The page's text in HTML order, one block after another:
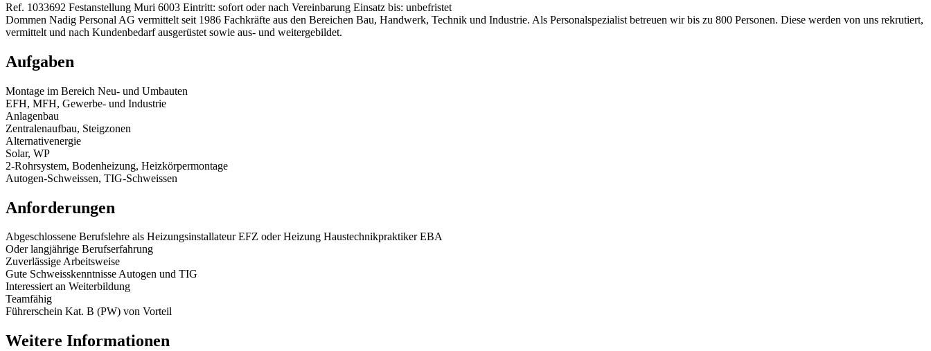
Ref. 1033692 Festanstellung Muri 6003 Eintritt: sofort oder nach Vereinbarung Einsatz bis: unbefristet
Dommen Nadig Personal AG vermittelt seit 1986 Fachkräfte aus den Bereichen Bau, Handwerk, Technik und Industrie. Als Personalspezialist betreuen wir bis zu 800 Personen. Diese werden von uns rekrutiert,
vermittelt und nach Kundenbedarf ausgerüstet sowie aus- und weitergebildet.
Aufgaben
Montage im Bereich Neu- und Umbauten
EFH, MFH, Gewerbe- und Industrie
Anlagenbau
Zentralenaufbau, Steigzonen
Alternativenergie
Solar, WP
2-Rohrsystem, Bodenheizung, Heizkörpermontage
Autogen-Schweissen, TIG-Schweissen
Anforderungen
Abgeschlossene Berufslehre als Heizungsinstallateur EFZ oder Heizung Haustechnikpraktiker EBA
Oder langjährige Berufserfahrung
Zuverlässige Arbeitsweise
Gute Schweisskenntnisse Autogen und TIG
Interessiert an Weiterbildung
Teamfähig
Führerschein Kat. B (PW) von Vorteil
Weitere Informationen